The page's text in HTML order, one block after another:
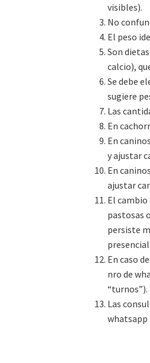
visibles).
No
El peso
Son
calcio),
Se debe
sugiere
Las
En
En
y ajustar
En
ajustar
El cambio
pastosas
persiste
En caso
nro de
“turnos”).
Las
whatsapp